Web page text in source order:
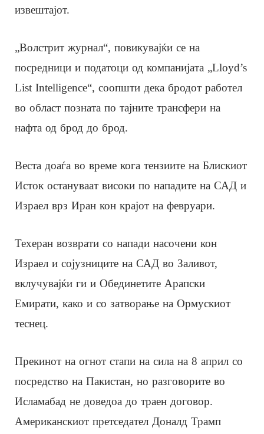
извештајот.
„Волстрит журнал“, повикувајќи се на
посредници и податоци од компанијата „Lloyd’s
List Intelligence“, соопшти дека бродот работел
во област позната по тајните трансфери на
нафта од брод до брод.
Веста доаѓа во време кога тензиите на Блискиот
Исток остануваат високи по нападите на САД и
Израел врз Иран кон крајот на февруари.
Техеран возврати со напади насочени кон
Израел и сојузниците на САД во Заливот,
вклучувајќи ги и Обединетите Арапски
Емирати, како и со затворање на Ормускиот
теснец.
Прекинот на огнот стапи на сила на 8 април со
посредство на Пакистан, но разговорите во
Исламабад не доведоа до траен договор.
Американскиот претседател Доналд Трамп